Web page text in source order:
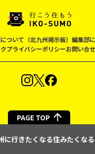
ついて（北九州掲示板） 編集部
プライバシーポリシーお問い合せ
PAGE TOP
に行きたくなる住みたくなる